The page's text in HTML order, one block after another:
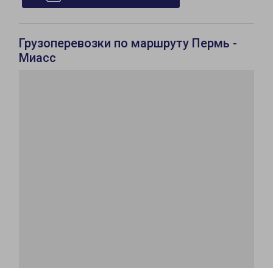
Грузоперевозки по маршруту Пермь -
Миасс